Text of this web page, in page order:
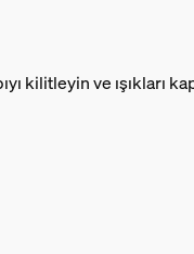
kilitleyin ve ışıkları